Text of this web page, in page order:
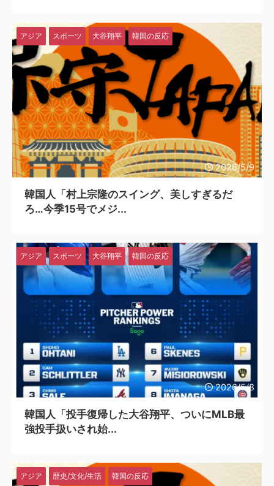
2026/5/9
アジア スポーツ 大谷翔平 韓国の反応
韓国人「村上宗隆のスイング、美しすぎるだ
ろ…今季15号でメジ...
2026/5/8
アジア スポーツ 大谷翔平 韓国の反応
韓国人「投手復帰した大谷翔平、ついにMLB最
強投手扱いされ始...
アジア 歴史/文化/生活 韓国の反応